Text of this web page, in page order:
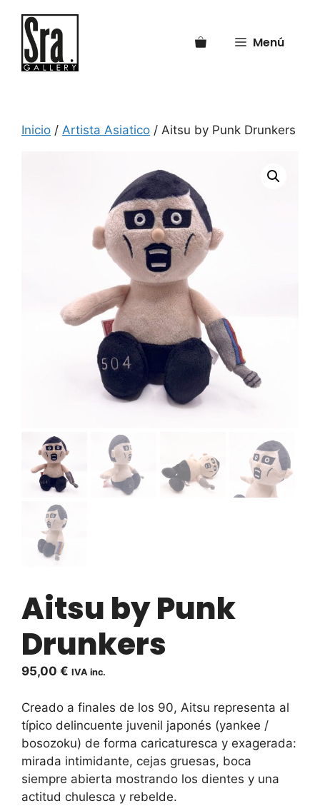
contenido
Menú
Inicio / Artista Asiatico / Aitsu by Punk Drunkers
Aitsu by Punk
Drunkers
95,00 € IVA inc.
Creado a finales de los 90, Aitsu representa al
típico delincuente juvenil japonés (yankee /
bosozoku) de forma caricaturesca y exagerada:
mirada intimidante, cejas gruesas, boca
siempre abierta mostrando los dientes y una
actitud chulesca y rebelde.